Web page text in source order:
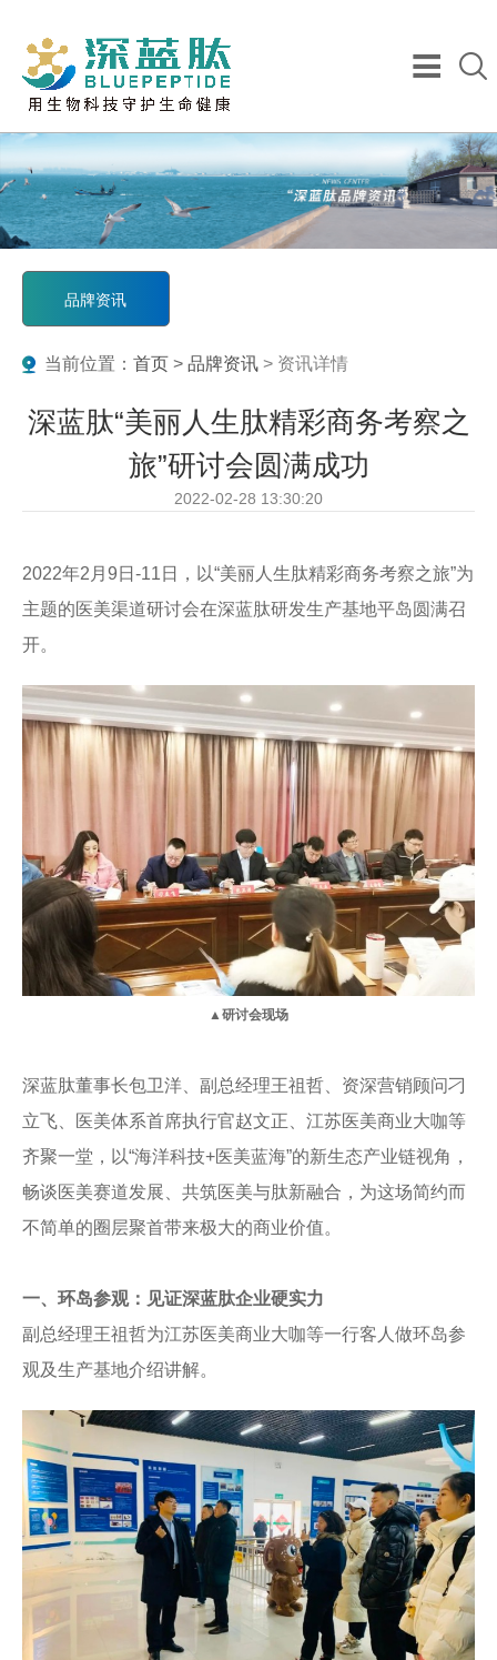
品牌资讯
当前位置： 首页 > 品牌资讯 > 资讯详情
深蓝肽“美丽人生肽精彩商务考察之
旅”研讨会圆满成功
2022-02-28 13:30:20
2022年2月9日-11日，以“美丽人生肽精彩商务考察之旅”为
主题的医美渠道研讨会在深蓝肽研发生产基地平岛圆满召
开。
▲研讨会现场
深蓝肽董事长包卫洋、副总经理王祖哲、资深营销顾问刁
立飞、医美体系首席执行官赵文正、江苏医美商业大咖等
齐聚一堂，以“海洋科技+医美蓝海”的新生态产业链视角，
畅谈医美赛道发展、共筑医美与肽新融合，为这场简约而
不简单的圈层聚首带来极大的商业价值。
一、环岛参观： 见证深蓝肽企业硬实力
副总经理王祖哲为江苏医美商业大咖等一行客人做环岛参
观及生产基地介绍讲解。